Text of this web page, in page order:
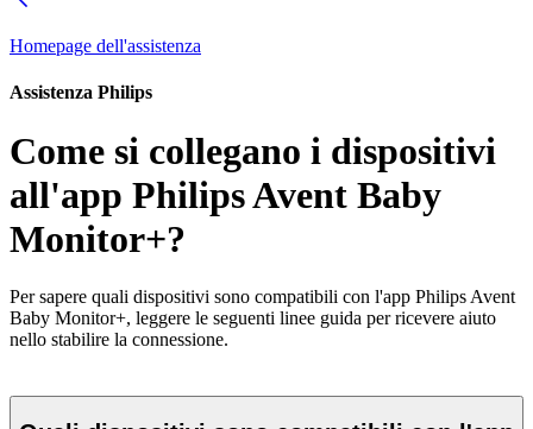
Homepage dell'assistenza
Assistenza Philips
Come si collegano i dispositivi
all'app Philips Avent Baby
Monitor+?
Per sapere quali dispositivi sono compatibili con l'app Philips Avent
Baby Monitor+, leggere le seguenti linee guida per ricevere aiuto
nello stabilire la connessione.